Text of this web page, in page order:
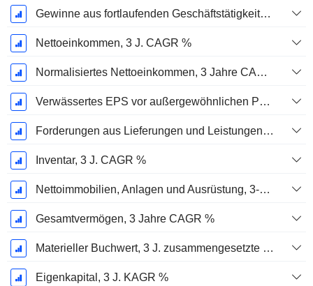
Gewinne aus fortlaufenden Geschäftstätigkeiten, 3 Jahre KAGR %
Nettoeinkommen, 3 J. CAGR %
Normalisiertes Nettoeinkommen, 3 Jahre CAGR %
Verwässertes EPS vor außergewöhnlichen Posten, 3-Jahres-CAGR %
Forderungen aus Lieferungen und Leistungen, 3-Jahres-CAGR %
Inventar, 3 J. CAGR %
Nettoimmobilien, Anlagen und Ausrüstung, 3-Jahres-CAGR %
Gesamtvermögen, 3 Jahre CAGR %
Materieller Buchwert, 3 J. zusammengesetzte jährliche Wachstumsrate %
Eigenkapital, 3 J. KAGR %